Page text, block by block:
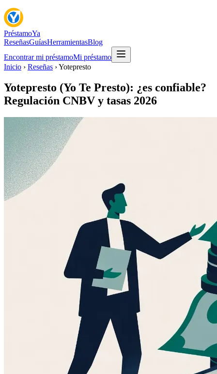
PréstamoYa
ReseñasGuíasHerramientasBlog
Encontrar mi préstamoMi préstamo
Inicio › Reseñas ›Yotepresto
Yotepresto (Yo Te Presto): ¿es confiable?
Regulación CNBV y tasas 2026